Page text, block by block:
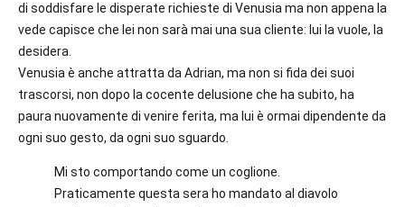
di soddisfare le disperate richieste di Venusia ma non appena la
vede capisce che lei non sarà mai una sua cliente: lui la vuole, la
desidera.
Venusia è anche attratta da Adrian, ma non si fida dei suoi
trascorsi, non dopo la cocente delusione che ha subito, ha
paura nuovamente di venire ferita, ma lui è ormai dipendente da
ogni suo gesto, da ogni suo sguardo.
Mi sto comportando come un coglione.
Praticamente questa sera ho mandato al diavolo